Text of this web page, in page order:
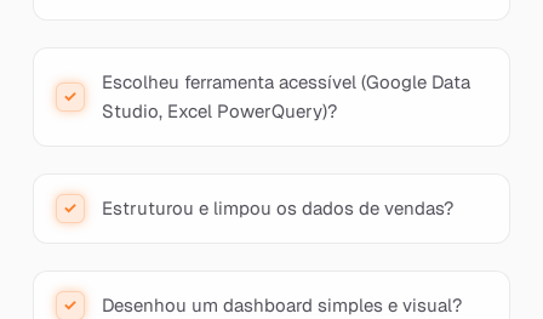
Escolheu ferramenta acessível (Google Data
Studio, Excel PowerQuery)?
Estruturou e limpou os dados de vendas?
Desenhou um dashboard simples e visual?